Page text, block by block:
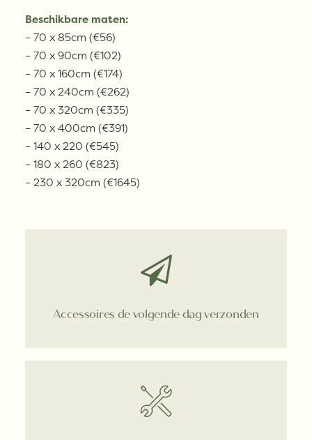
Beschikbare maten:
– 70 x 85cm (€56)
– 70 x 90cm (€102)
– 70 x 160cm (€174)
– 70 x 240cm (€262)
– 70 x 320cm (€335)
– 70 x 400cm (€391)
– 140 x 220 (€545)
– 180 x 260 (€823)
– 230 x 320cm (€1645)
Accessoires de volgende dag verzonden